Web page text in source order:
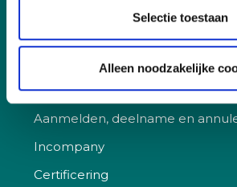
Selectie toestaan
Alleen noodzakelijke
Snel naar
Aanmelden, deelname en
Incompany
Certificering